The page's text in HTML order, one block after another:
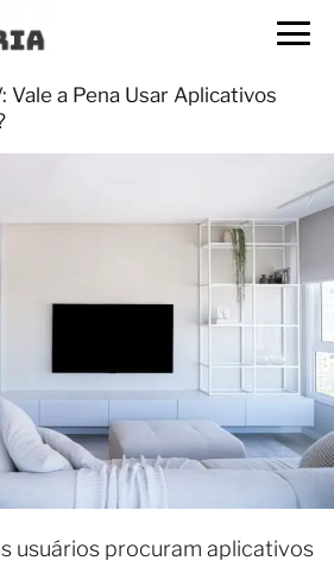
Vale a Pena Usar Aplicativos
usuários procuram aplicativos